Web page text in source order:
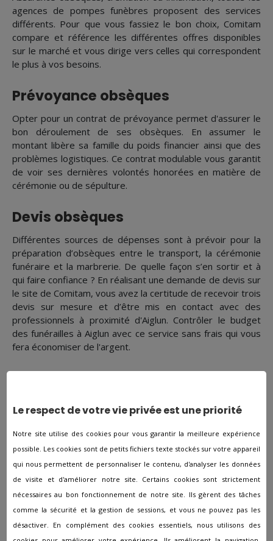
agences de pompes funèbres proposent des services
différents. Pour que vous fassiez le bon choix, Comitam
compare et référence les différentes offres disponibles
sur le marché et vous dirige vers celles qui correspondent
le plus à vos besoins.
Prévoyance obsèques
Opter pour un contrat de prévoyance permet d'assurer le
bon déroulement de ses obsèques. En assumer le
montant libère sa famille du poids financier ainsi que des
problèmes logistiques. Ce contrat modulable vous garantit
de voir ses dernières volontés honorées en matière de
cérémonie ou de sépulture.
Devis obsèques
Différentes sources de dépenses sont à prévoir pour la
préparation d’obsèques entre le transport, la cérémonie
funéraire et la marbrerie. De quelle façon s’en sortir et à
qui faire confiance ? En réalisant une demande de devis sur
le site de Comitam, vous avez la certitude de recevoir trois
devis sur mesure et d’être mis en contact avec des
professionnels à proximité d'Aiglun. Contrôler le budget
des funérailles à Aiglun avec ce service sans frais qui vous
fera économiser de l'argent.
cérémonie, les sociétés de pompes funèbres d'Aiglun
Vous aurez le choix entre plusieurs stèles définies à
l’avance, mais vous pourrez aussi personnaliser à vos
souhaits les monuments funéraires (matériaux utilisés,
gravures, couleur…) que ce soit dans le cadre d’une
inhumation ou dans le cadre d'une crémation.
Suivi et relationnel
Le respect de votre vie privée est une priorité
Notre site utilise des cookies pour vous garantir la meilleure expérience
possible. Les cookies sont de petits fichiers texte stockés sur votre appareil
qui nous permettent de personnaliser le contenu, d'analyser les données
de visite et d'améliorer notre site. Certains cookies sont strictement
nécessaires au bon fonctionnement de notre site. Ils gèrent des tâches
comme la sécurité et la gestion de sessions, et vous ne pouvez pas les
désactiver. En complément des cookies essentiels, nous utilisons des